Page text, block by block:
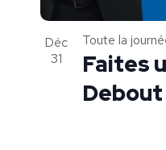
Déc
31
Faites
Debout
Toute la